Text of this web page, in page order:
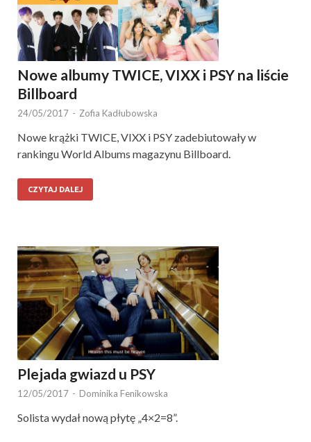
Nowe albumy TWICE, VIXX i PSY na liście
Billboard
24/05/2017 - Zofia Kadłubowska
Nowe krążki TWICE, VIXX i PSY zadebiutowały w
rankingu World Albums magazynu Billboard.
CZYTAJ DALEJ
Plejada gwiazd u PSY
12/05/2017 - Dominika Fenikowska
Solista wydał nową płytę „4×2=8”.